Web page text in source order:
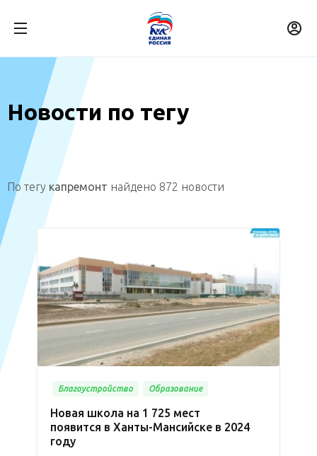
Новости по тегу
По тегу капремонт найдено 872 новости
Благоустройство Образование
Новая школа на 1 725 мест
появится в Ханты-Мансийске в 2024
году